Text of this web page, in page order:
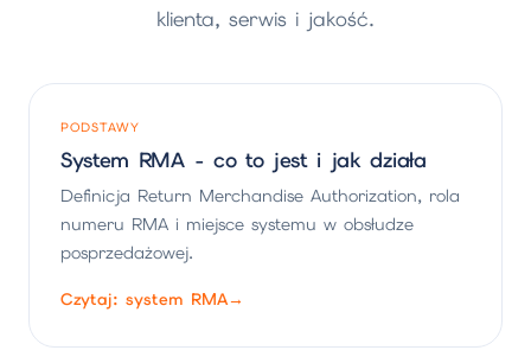
klienta, serwis i jakość.
PODSTAWY
System RMA - co to jest i jak działa
Definicja Return Merchandise Authorization, rola
numeru RMA i miejsce systemu w obsłudze
posprzedażowej.
Czytaj: system RMA→